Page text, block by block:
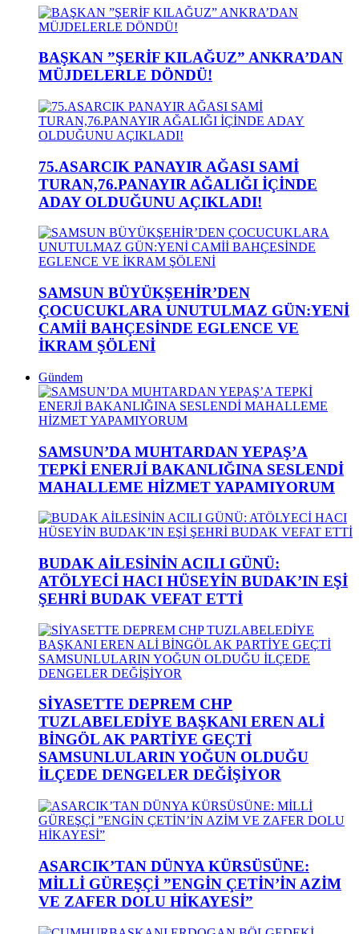
BAŞKAN ”ŞERİF KILAĞUZ” ANKRA’DAN
MÜJDELERLE DÖNDÜ!
75.ASARCIK PANAYIR AĞASI SAMİ
TURAN,76.PANAYIR AĞALIĞI İÇİNDE
ADAY OLDUĞUNU AÇIKLADI!
SAMSUN BÜYÜKŞEHİR’DEN
ÇOCUCUKLARA UNUTULMAZ GÜN:YENİ
CAMİİ BAHÇESİNDE EGLENCE VE
İKRAM ŞÖLENİ
Gündem
SAMSUN’DA MUHTARDAN YEPAŞ’A
TEPKİ ENERJİ BAKANLIĞINA SESLENDİ
MAHALLEME HİZMET YAPAMIYORUM
BUDAK AİLESİNİN ACILI GÜNÜ:
ATÖLYECİ HACI HÜSEYİN BUDAK’IN EŞİ
ŞEHRİ BUDAK VEFAT ETTİ
SİYASETTE DEPREM CHP
TUZLABELEDİYE BAŞKANI EREN ALİ
BİNGÖL AK PARTİYE GEÇTİ
SAMSUNLULARIN YOĞUN OLDUĞU
İLÇEDE DENGELER DEĞİŞİYOR
ASARCIK’TAN DÜNYA KÜRSÜSÜNE:
MİLLİ GÜREŞÇİ ”ENGİN ÇETİN’İN AZİM
VE ZAFER DOLU HİKAYESİ”